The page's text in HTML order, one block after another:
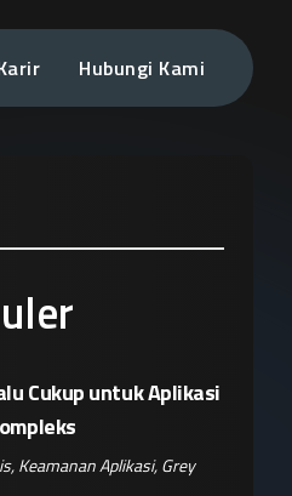
Hubungi Kami
Cukup untuk Aplikasi
,Keamanan Aplikasi,Grey